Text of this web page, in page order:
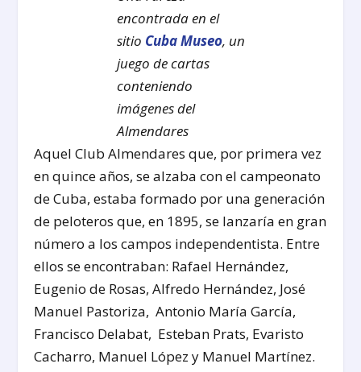
encontrada en el
sitio Cuba Museo, un
juego de cartas
conteniendo
imágenes del
Almendares
Aquel Club Almendares que, por primera vez
en quince años, se alzaba con el campeonato
de Cuba, estaba formado por una generación
de peloteros que, en 1895, se lanzaría en gran
número a los campos independentista. Entre
ellos se encontraban: Rafael Hernández,
Eugenio de Rosas, Alfredo Hernández, José
Manuel Pastoriza, Antonio María García,
Francisco Delabat, Esteban Prats, Evaristo
Cacharro, Manuel López y Manuel Martínez.